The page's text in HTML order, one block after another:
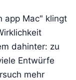
app Mac" klingt
dahinter: zu
Entwürfe
mehr